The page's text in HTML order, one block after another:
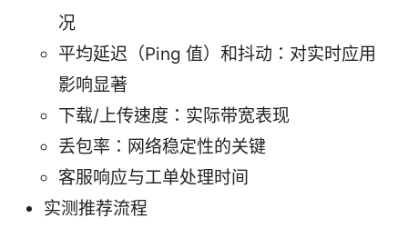
况
平均延迟（Ping 值）和抖动：对实时应用
影响显著
下载/上传速度：实际带宽表现
丢包率：网络稳定性的关键
客服响应与工单处理时间
实测推荐流程